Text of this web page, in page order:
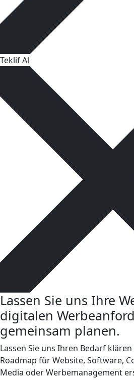
Teklif Al
Lassen Sie uns Ihre
digitalen
gemeinsam planen.
Lassen Sie uns Ihren Bedarf
Roadmap für Website, Software,
Media oder Werbemanagement